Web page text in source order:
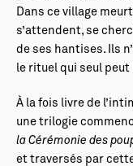
Dans ce village
s’attendent, se
de ses hantises. Ils
le rituel qui seul peut
À la fois livre de
une trilogie
la Cérémonie des
et traversés par